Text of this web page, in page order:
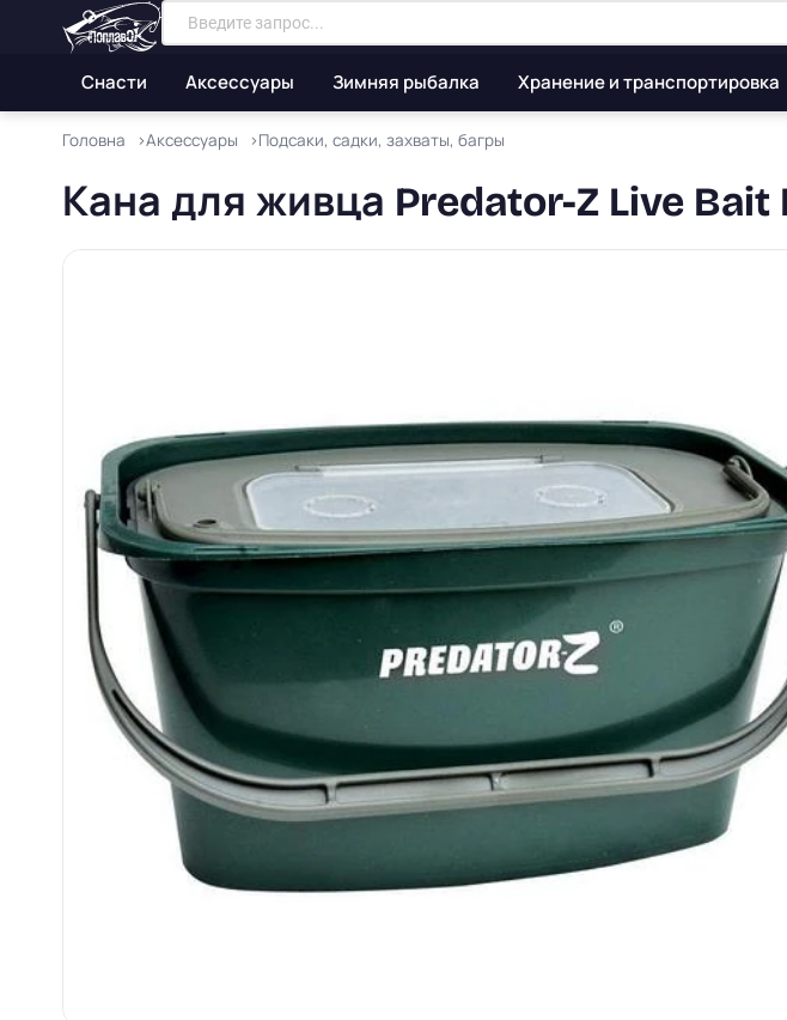
Снасти Аксессуары Зимняя рыбалка Хранение и транспортировка
Головна Аксессуары Подсаки, садки, захваты, багры
Кана для живца Predator-Z Live Bait